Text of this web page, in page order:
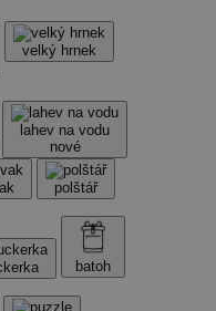
velký hrnek
lahev na vodu
nové
polštář
batoh